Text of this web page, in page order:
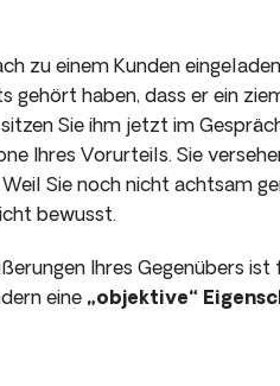
zu einem Kunden
gehört haben, dass er ein
Sie ihm jetzt im
Ihres Vorurteils. Sie
Sie noch nicht acht­sam
bewusst.
Ihres Gegenübers ist
eine „objektive“